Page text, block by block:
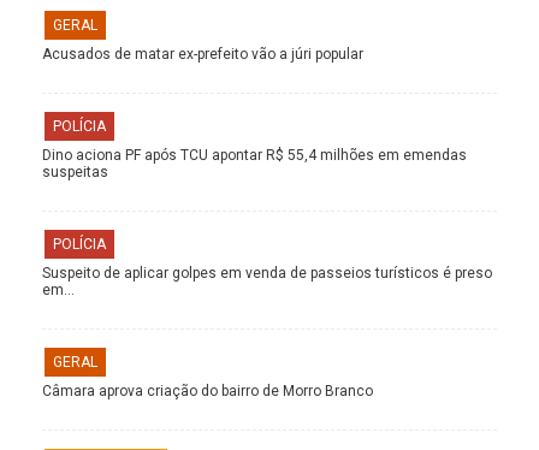
GERAL
Acusados de matar ex-prefeito vão a júri popular
POLÍCIA
Dino aciona PF após TCU apontar R$ 55,4 milhões em emendas
suspeitas
POLÍCIA
Suspeito de aplicar golpes em venda de passeios turísticos é preso
em…
GERAL
Câmara aprova criação do bairro de Morro Branco